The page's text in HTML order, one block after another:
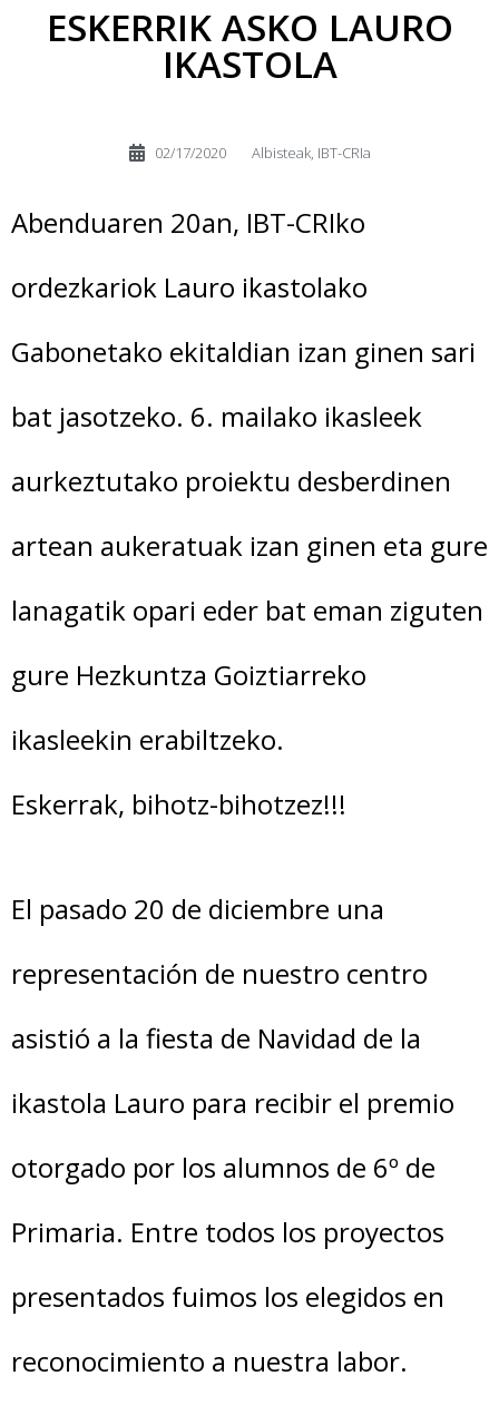
ESKERRIK ASKO LAURO
IKASTOLA
02/17/2020 Albisteak, IBT-CRIa
Abenduaren 20an, IBT-CRIko
ordezkariok Lauro ikastolako
Gabonetako ekitaldian izan ginen sari
bat jasotzeko. 6. mailako ikasleek
aurkeztutako proiektu desberdinen
artean aukeratuak izan ginen eta gure
lanagatik opari eder bat eman ziguten
gure Hezkuntza Goiztiarreko
ikasleekin erabiltzeko.
Eskerrak, bihotz-bihotzez!!!
El pasado 20 de diciembre una
representación de nuestro centro
asistió a la fiesta de Navidad de la
ikastola Lauro para recibir el premio
otorgado por los alumnos de 6º de
Primaria. Entre todos los proyectos
presentados fuimos los elegidos en
reconocimiento a nuestra labor.